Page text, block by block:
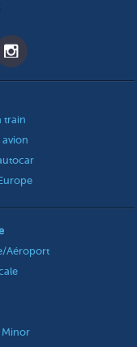
train
Aéroport
Minor